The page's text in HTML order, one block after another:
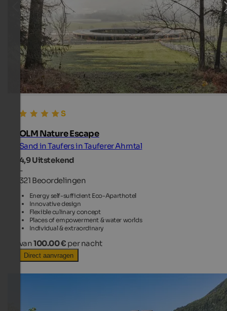
OLM Nature Escape
Sand in Taufers in Tauferer Ahrntal
4,9Uitstekend
-
321 Beoordelingen
Energy self-sufficient Eco-Aparthotel
Innovative design
Flexible culinary concept
Places of empowerment & water worlds
Individual & extraordinary
van100.00 € per nacht
Direct aanvragen